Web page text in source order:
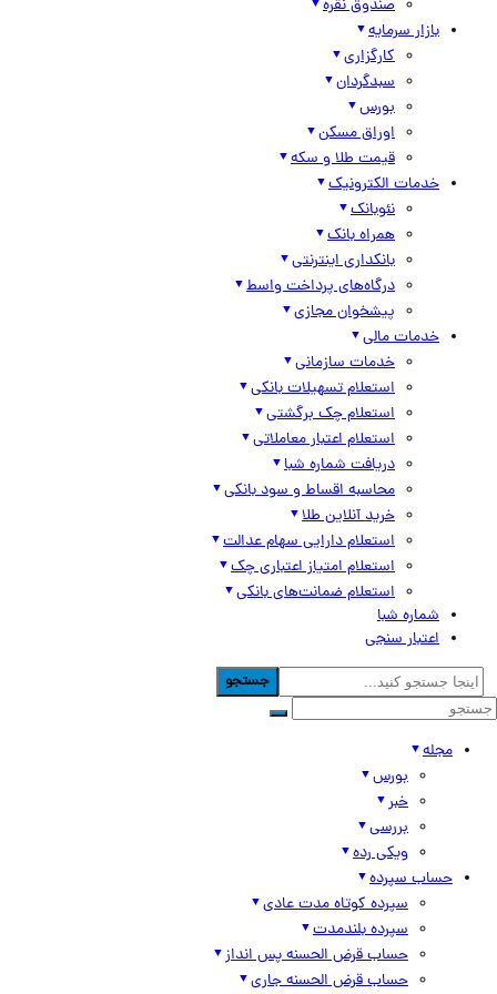
صندوق نقره
بازار سرمایه
کارگزاری
سبدگردان
بورس
اوراق مسکن
قیمت طلا و سکه
خدمات الکترونیک
نئوبانک
همراه بانک
بانکداری اینترنتی
درگاه‌های پرداخت واسط
پیشخوان مجازی
خدمات مالی
خدمات سازمانی
استعلام تسهیلات بانکی
استعلام چک برگشتی
استعلام اعتبار معاملاتی
دریافت شماره شبا
محاسبه اقساط و سود بانکی
خرید آنلاین طلا
استعلام دارایی سهام عدالت
استعلام امتیاز اعتباری چک
استعلام ضمانت‌های بانکی
شماره شبا
اعتبار سنجی
جستجو
مجله
بورس
خبر
بررسی
ویکی رده
حساب سپرده
سپرده کوتاه مدت عادی
سپرده بلندمدت
حساب قرض الحسنه پس انداز
حساب قرض الحسنه جاری